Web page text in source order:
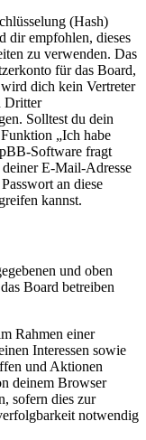
(Hash)
dir empfohlen, dieses
zu verwenden. Das
für das Board,
dich kein Vertreter
Dritter
Solltest du dein
„Ich habe
Software fragt
E-Mail-Adresse
an diese
kannst.
und oben
Board betreiben
Rahmen einer
Interessen sowie
und Aktionen
deinem Browser
sofern dies zur
notwendig